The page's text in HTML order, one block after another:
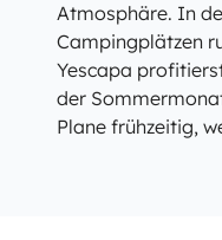
Atmosphäre. In
Campingplätzen
Yescapa
der
Plane frühzeitig,